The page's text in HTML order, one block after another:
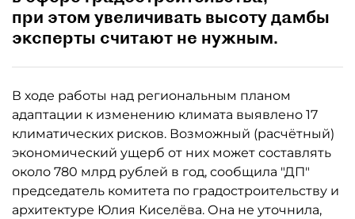
при этом увеличивать высоту дамбы
эксперты считают не нужным.
В ходе работы над региональным планом
адаптации к изменению климата выявлено 17
климатических рисков. Возможный (расчётный)
экономический ущерб от них может составлять
около 780 млрд рублей в год, сообщила "ДП"
председатель комитета по градостроительству и
архитектуре Юлия Киселёва. Она не уточнила,